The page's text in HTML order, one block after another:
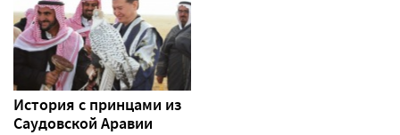
История с принцами из
Саудовской Аравии